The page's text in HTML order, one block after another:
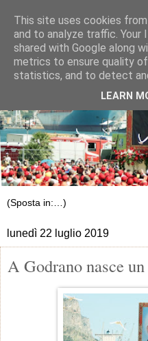
lunedì 22 luglio 2019
A Godrano nasce
This site uses cookies
and to analyze traffic. Your
shared with Google along
metrics to ensure quality
statistics, and to detect
LEARN